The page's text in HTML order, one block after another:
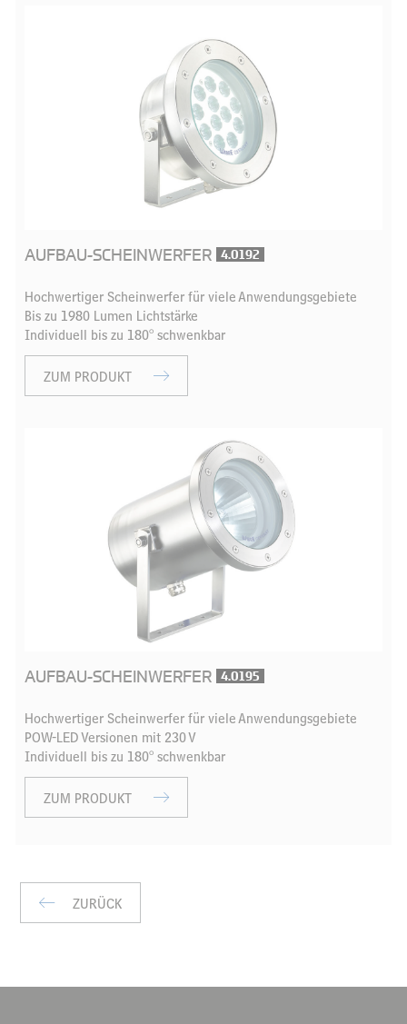
AUFBAU-SCHEINWERFER 4.0192
Hochwertiger Scheinwerfer für viele Anwendungsgebiete
Bis zu 1980 Lumen Lichtstärke
Individuell bis zu 180° schwenkbar
ZUM PRODUKT
AUFBAU-SCHEINWERFER 4.0195
Hochwertiger Scheinwerfer für viele Anwendungsgebiete
POW-LED Versionen mit 230 V
Individuell bis zu 180° schwenkbar
ZUM PRODUKT
ZURÜCK